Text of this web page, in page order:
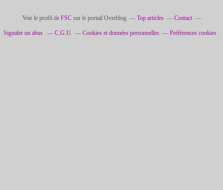
Voir le profil de FSCsur le portail Overblog Top articles Contact
Signaler un abus C.G.U. Cookies et données personnelles Préférences cookies